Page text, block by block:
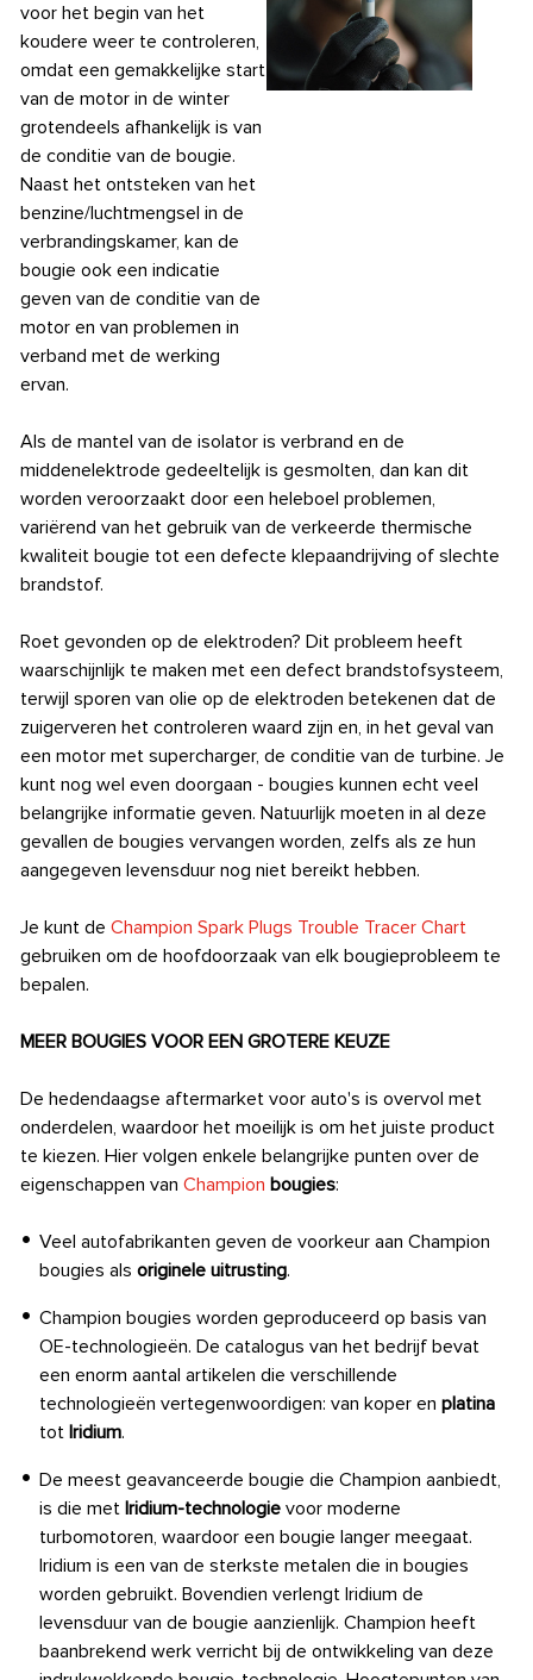
voor het begin van het
koudere weer te controleren,
omdat een gemakkelijke start
van de motor in de winter
grotendeels afhankelijk is van
de conditie van de bougie.
Naast het ontsteken van het
benzine/luchtmengsel in de
verbrandingskamer, kan de
bougie ook een indicatie
geven van de conditie van de
motor en van problemen in
verband met de werking
ervan.
Als de mantel van de isolator is verbrand en de
middenelektrode gedeeltelijk is gesmolten, dan kan dit
worden veroorzaakt door een heleboel problemen,
variërend van het gebruik van de verkeerde thermische
kwaliteit bougie tot een defecte klepaandrijving of slechte
brandstof.
Roet gevonden op de elektroden? Dit probleem heeft
waarschijnlijk te maken met een defect brandstofsysteem,
terwijl sporen van olie op de elektroden betekenen dat de
zuigerveren het controleren waard zijn en, in het geval van
een motor met supercharger, de conditie van de turbine. Je
kunt nog wel even doorgaan - bougies kunnen echt veel
belangrijke informatie geven. Natuurlijk moeten in al deze
gevallen de bougies vervangen worden, zelfs als ze hun
aangegeven levensduur nog niet bereikt hebben.
Je kunt de Champion Spark Plugs Trouble Tracer Chart
gebruiken om de hoofdoorzaak van elk bougieprobleem te
bepalen.
MEER BOUGIES VOOR EEN GROTERE KEUZE
De hedendaagse aftermarket voor auto's is overvol met
onderdelen, waardoor het moeilijk is om het juiste product
te kiezen. Hier volgen enkele belangrijke punten over de
eigenschappen van Champion bougies:
Veel autofabrikanten geven de voorkeur aan Champion
bougies als originele uitrusting.
Champion bougies worden geproduceerd op basis van
OE-technologieën. De catalogus van het bedrijf bevat
een enorm aantal artikelen die verschillende
technologieën vertegenwoordigen: van koper en platina
tot Iridium.
De meest geavanceerde bougie die Champion aanbiedt,
is die met Iridium-technologie voor moderne
turbomotoren, waardoor een bougie langer meegaat.
Iridium is een van de sterkste metalen die in bougies
worden gebruikt. Bovendien verlengt Iridium de
levensduur van de bougie aanzienlijk. Champion heeft
baanbrekend werk verricht bij de ontwikkeling van deze